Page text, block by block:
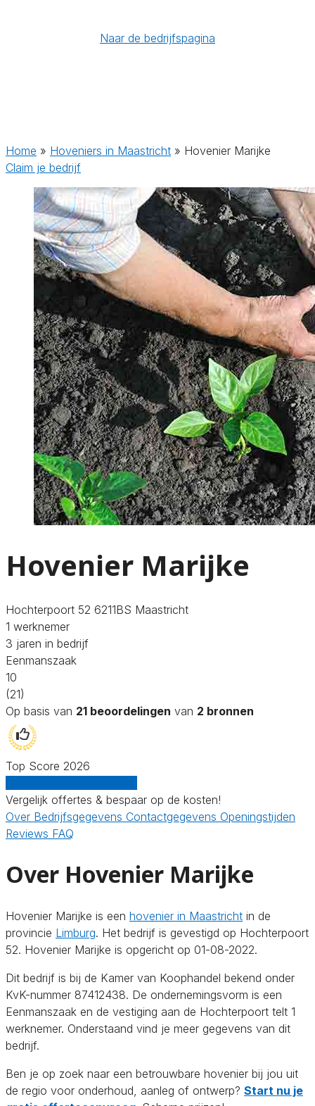
Naar de bedrijfspagina
Home » Hoveniers in Maastricht » Hovenier Marijke
Claim je bedrijf
Hovenier Marijke
Hochterpoort 52 6211BS Maastricht
1 werknemer
3 jaren in bedrijf
Eenmanszaak
10
(21)
Op basis van 21 beoordelingen van 2 bronnen
Top Score 2026
Vergelijk offertes & bespaar op de kosten!
Over Bedrijfsgegevens Contactgegevens Openingstijden
Reviews FAQ
Over Hovenier Marijke
Hovenier Marijke is een hovenier in Maastricht in de
provincie Limburg. Het bedrijf is gevestigd op Hochterpoort
52. Hovenier Marijke is opgericht op 01-08-2022.
Dit bedrijf is bij de Kamer van Koophandel bekend onder
KvK-nummer 87412438. De ondernemingsvorm is een
Eenmanszaak en de vestiging aan de Hochterpoort telt 1
werknemer. Onderstaand vind je meer gegevens van dit
bedrijf.
Ben je op zoek naar een betrouwbare hovenier bij jou uit
de regio voor onderhoud, aanleg of ontwerp? Start nu je